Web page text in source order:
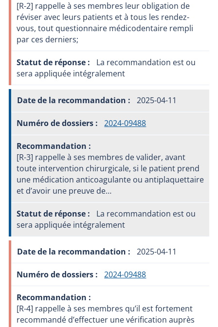
[R-2] rappelle à ses membres leur obligation de
réviser avec leurs patients et à tous les rendez-
vous, tout questionnaire médicodentaire rempli
par ces derniers;
La recommandation est ou
sera appliquée intégralement
2025-04-11
2024-09488
[R-3] rappelle à ses membres de valider, avant
toute intervention chirurgicale, si le patient prend
une médication anticoagulante ou antiplaquettaire
et d’avoir une preuve de…
La recommandation est ou
sera appliquée intégralement
2025-04-11
2024-09488
[R-4] rappelle à ses membres qu’il est fortement
recommandé d’effectuer une vérification auprès